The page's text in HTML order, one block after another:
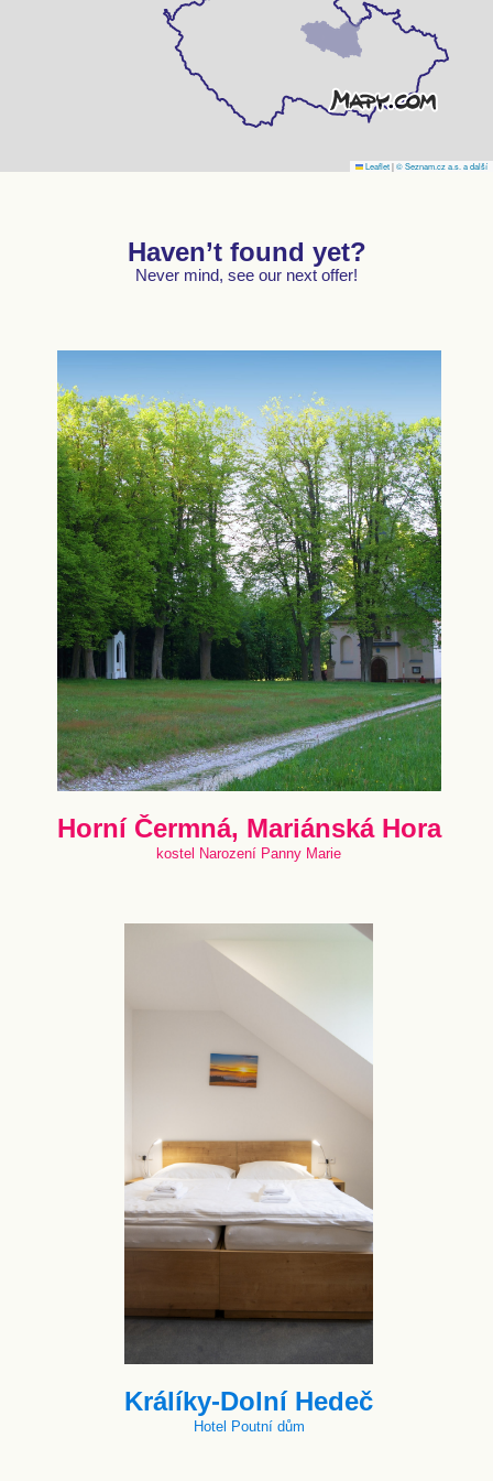
Leaflet|© Seznam.cz a.s. a další
Haven’t found yet?
Never mind, see our next offer!
Horní Čermná, Mariánská Hora
kostel Narození Panny Marie
Králíky-Dolní Hedeč
Hotel Poutní dům